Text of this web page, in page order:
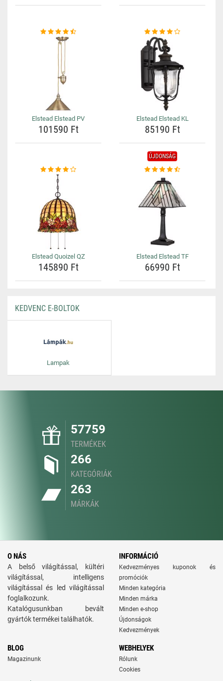
Elstead Elstead PV
101590 Ft
Elstead Elstead KL
85190 Ft
Elstead Quoizel QZ
145890 Ft
ÚJDONSÁG
Elstead Elstead TF
66990 Ft
KEDVENC E-BOLTOK
Lampak
57759
TERMÉKEK
266
KATEGÓRIÁK
263
MÁRKÁK
O NÁS
A belső világítással, kültéri
világítással, intelligens
világítással és led világítással
foglalkozunk.
Katalógusunkban bevált
gyártók termékei találhatók.
INFORMÁCIÓ
Kedvezményes kuponok és
promóciók
Minden kategória
Minden márka
Minden e-shop
Újdonságok
Kedvezmények
BLOG
Magazinunk
WEBHELYEK
Rólunk
Cookies